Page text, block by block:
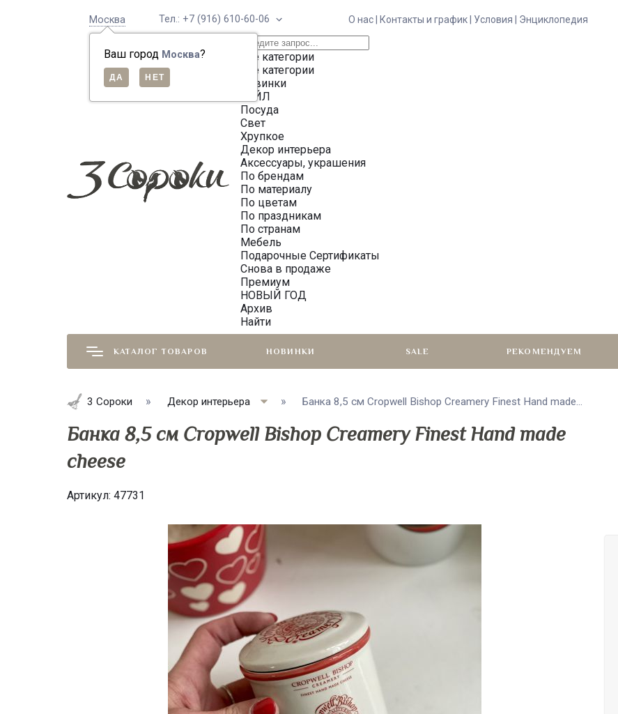
Москва
Ваш город Москва?
Тел.: +7 (916) 610-60-06 О нас | Контакты и график | Условия | Энциклопедия
Все категории
Все категории
Новинки
СЕЙЛ
Посуда
Свет
Хрупкое
Декор интерьера
Аксессуары, украшения
По брендам
По материалу
По цветам
По праздникам
По странам
Мебель
Подарочные Сертификаты
Снова в продаже
Премиум
НОВЫЙ ГОД
Архив
Найти
КАТАЛОГ ТОВАРОВ НОВИНКИ SALE РЕКОМЕНДУЕМ
3 Сороки Декор интерьера Банка 8,5 см Cropwell Bishop Creamery Finest Hand made...
Банка 8,5 см Cropwell Bishop Creamery Finest Hand made
cheese
Артикул: 47731